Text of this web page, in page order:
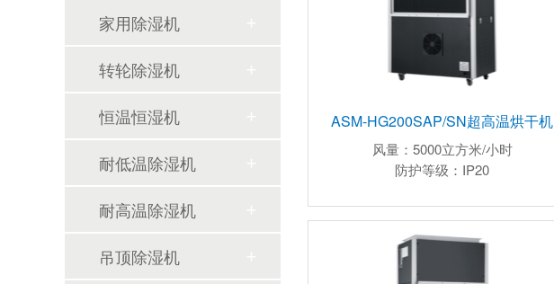
ASM-HG200SAP/SN超高温烘干机
风量：5000立方米/小时
防护等级：IP20
家用除湿机
转轮除湿机
恒温恒湿机
耐低温除湿机
耐高温除湿机
吊顶除湿机